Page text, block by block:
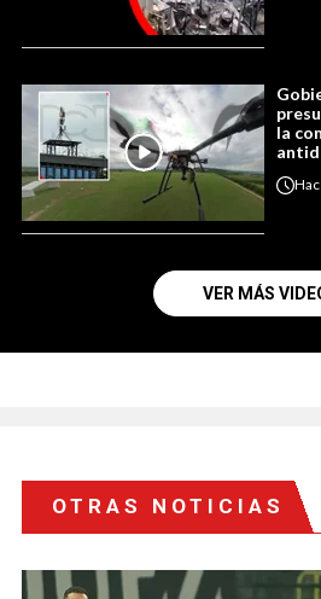
la
VER MÁS
OTRAS NOTICIAS